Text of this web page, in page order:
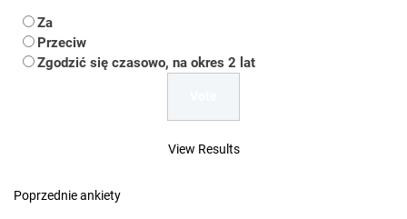
Za
Przeciw
Zgodzić się czasowo, na okres 2 lat
View Results
Poprzednie ankiety